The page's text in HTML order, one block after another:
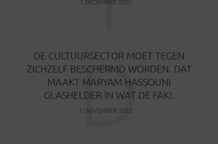
DE CULTUURSECTOR MOET TEGEN
ZICHZELF BESCHERMD WORDEN. DAT
MAAKT MARYAM HASSOUNI
GLASHELDER IN WAT DE FAK!.
2 NOVEMBER 2022
D